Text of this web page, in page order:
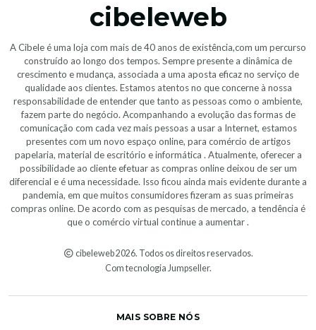
cibeleweb
A Cibele é uma loja com mais de 40 anos de existência,com um percurso
construído ao longo dos tempos. Sempre presente a dinâmica de
crescimento e mudança, associada a uma aposta eficaz no serviço de
qualidade aos clientes. Estamos atentos no que concerne à nossa
responsabilidade de entender que tanto as pessoas como o ambiente,
fazem parte do negócio. Acompanhando a evolução das formas de
comunicação com cada vez mais pessoas a usar a Internet, estamos
presentes com um novo espaço online, para comércio de artigos
papelaria, material de escritório e informática . Atualmente, oferecer a
possibilidade ao cliente efetuar as compras online deixou de ser um
diferencial e é uma necessidade. Isso ficou ainda mais evidente durante a
pandemia, em que muitos consumidores fizeram as suas primeiras
compras online. De acordo com as pesquisas de mercado, a tendência é
que o comércio virtual continue a aumentar .
cibeleweb 2026. Todos os direitos reservados.
Com tecnologia Jumpseller.
MAIS SOBRE NÓS